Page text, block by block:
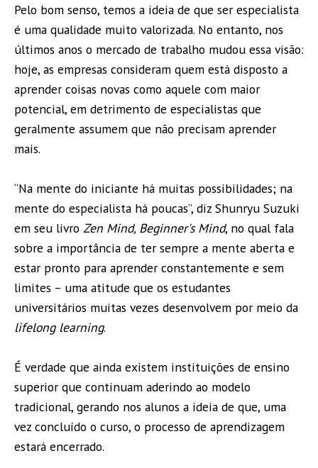
Pelo bom senso, temos a ideia de que ser especialista
é uma qualidade muito valorizada. No entanto, nos
últimos anos o mercado de trabalho mudou essa visão:
hoje, as empresas consideram quem está disposto a
aprender coisas novas como aquele com maior
potencial, em detrimento de especialistas que
geralmente assumem que não precisam aprender
mais.
“Na mente do iniciante há muitas possibilidades; na
mente do especialista há poucas”, diz Shunryu Suzuki
em seu livro Zen Mind, Beginner's Mind, no qual fala
sobre a importância de ter sempre a mente aberta e
estar pronto para aprender constantemente e sem
limites – uma atitude que os estudantes
universitários muitas vezes desenvolvem por meio da
lifelong learning.
É verdade que ainda existem instituições de ensino
superior que continuam aderindo ao modelo
tradicional, gerando nos alunos a ideia de que, uma
vez concluído o curso, o processo de aprendizagem
estará encerrado.